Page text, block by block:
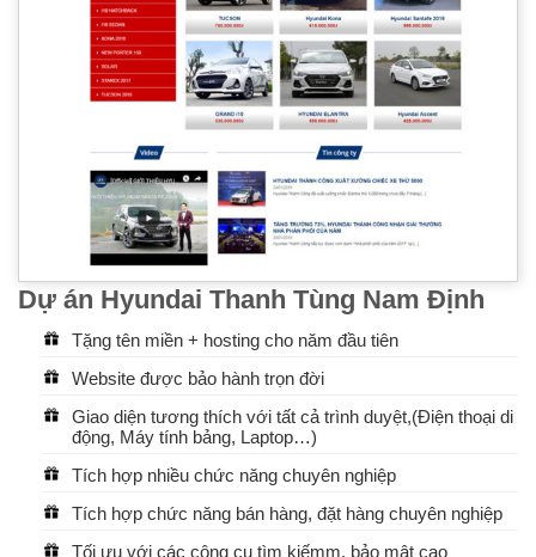
Dự án Hyundai Thanh Tùng Nam Định
Tặng tên miền + hosting cho năm đầu tiên
Website được bảo hành trọn đời
Giao diện tương thích với tất cả trình duyệt,(Điện thoại di
động, Máy tính bảng, Laptop…)
Tích hợp nhiều chức năng chuyên nghiệp
Tích hợp chức năng bán hàng, đặt hàng chuyên nghiệp
Tối ưu với các công cụ tìm kiếmm, bảo mật cao